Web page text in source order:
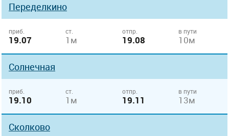
Переделкино
приб.
19.07
ст.
1м
отпр.
19.08
в пути
10м
Солнечная
приб.
19.10
ст.
1м
отпр.
19.11
в пути
13м
Сколково